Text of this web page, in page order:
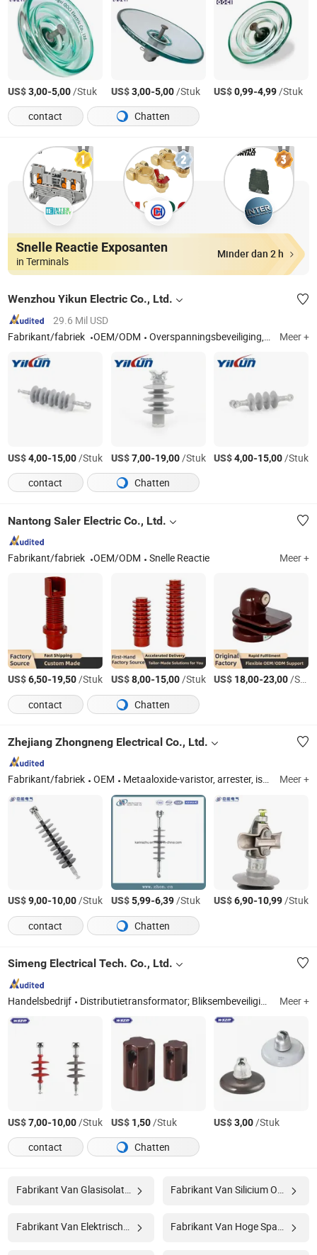
US$3,00-5,00/Stuk US$3,00-5,00/Stuk US$0,99-4,99/Stuk
contact
Chatten
Snelle Reactie Exposanten
in Terminals
Minder dan 2 h
Wenzhou Yikun Electric Co., Ltd.
29.6 Mil USD
Fabrikant/fabriek
OEM/ODM Overspanningsbeveiliging, composietisolator, zekeringafsluiter, ZnO-blok Meer +
US$4,00-15,00/Stuk US$7,00-19,00/Stuk US$4,00-15,00/Stuk
contact
Chatten
Nantong Saler Electric Co., Ltd.
Fabrikant/fabriek OEM/ODM Snelle Reactie Meer +
US$6,50-19,50/Stuk US$8,00-15,00/Stuk US$ 18,00-23,00/Stuk
contact
Chatten
Zhejiang Zhongneng Electrical Co., Ltd.
Fabrikant/fabriek OEM Metaaloxide-varistor, arrester, isolator, zekeringknipper, vacuümschakelaar, ontkoppelaar Meer +
US$9,00-10,00/Stuk US$5,99-6,39/Stuk US$6,90-10,99/Stuk
contact
Chatten
Simeng Electrical Tech. Co., Ltd.
Handelsbedrijf Distributietransformator; Bliksembeveiliging; Isolator; Stroomonderbreker; Elektrische krachtbevestiging Meer +
US$7,00-10,00/Stuk US$ 1,50/Stuk US$3,00/Stuk
contact
Chatten